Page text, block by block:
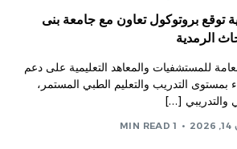
توقع بروتوكول تعاون مع جامعة بنى
الرمدية
للمستشفيات والمعاهد التعليمية على دعم
بمستوى التدريب والتعليم الطبي المستمر،
والتدريبي […]
1 MIN READ